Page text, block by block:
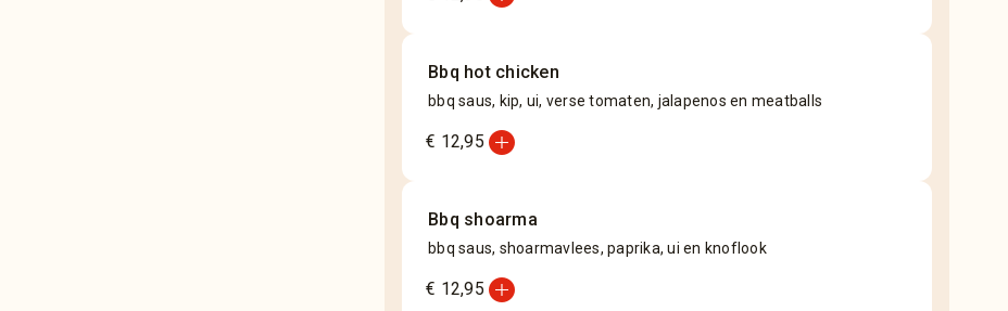
Bbq hot chicken
bbq saus, kip, ui, verse tomaten, jalapenos en meatballs
€ 12,95 add_circle
Bbq shoarma
bbq saus, shoarmavlees, paprika, ui en knoflook
€ 12,95 add_circle